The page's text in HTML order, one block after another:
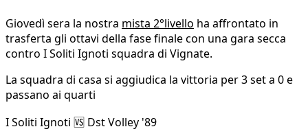
Giovedì sera la nostra mista 2°livello ha affrontato in
trasferta gli ottavi della fase finale con una gara secca
contro I Soliti Ignoti squadra di Vignate.
La squadra di casa si aggiudica la vittoria per 3 set a 0 e
passano ai quarti
I Soliti Ignoti 🆚 Dst Volley '89